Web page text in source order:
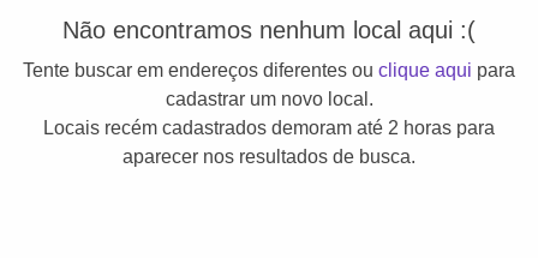
Não encontramos nenhum local aqui :(
Tente buscar em endereços diferentes ou clique aqui para
cadastrar um novo local.
Locais recém cadastrados demoram até 2 horas para
aparecer nos resultados de busca.